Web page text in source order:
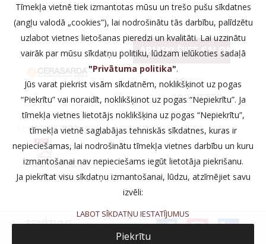
Ražotajs
Lejuplādēt katalogu
Cotto
Glamour flīžu
katalogs
APMEKLĒJIET SALONU
vai zvaniet:
+37120237773
PRIVĀTUMS
Tīmekļa vietnē tiek izmantotas mūsu un trešo pušu sīkdatnes
(angļu valodā „cookies”), lai nodrošinātu tās darbību, palīdzētu
uzlabot vietnes lietošanas pieredzi un kvalitāti. Lai uzzinātu
vairāk par mūsu sīkdatņu politiku, lūdzam ielūkoties sadaļā
"Privātuma politika".
Jūs varat piekrist visām sīkdatnēm, noklikšķinot uz pogas
“Piekrītu” vai noraidīt, noklikšķinot uz pogas “Nepiekrītu”. Ja
tīmekļa vietnes lietotājs noklikšķina uz pogas “Nepiekrītu”,
tīmekļa vietnē saglabājas tehniskās sīkdatnes, kuras ir
nepieciešamas, lai nodrošinātu tīmekļa vietnes darbību un kuru
izmantošanai nav nepieciešams iegūt lietotāja piekrišanu.
Ja piekrītat visu sīkdatņu izmantošanai, lūdzu, atzīmējiet savu
izvēli:
LABOT SĪKDATŅU IESTATĪJUMUS
Piekrītu